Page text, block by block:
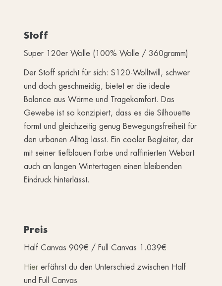
Stoff
Super 120er Wolle (100% Wolle / 360gramm)
Der Stoff spricht für sich: S120-Wolltwill, schwer
und doch geschmeidig, bietet er die ideale
Balance aus Wärme und Tragekomfort. Das
Gewebe ist so konzipiert, dass es die Silhouette
formt und gleichzeitig genug Bewegungsfreiheit für
den urbanen Alltag lässt. Ein cooler Begleiter, der
mit seiner tiefblauen Farbe und raffinierten Webart
auch an langen Wintertagen einen bleibenden
Eindruck hinterlässt.
Preis
Half Canvas 909€ / Full Canvas 1.039€
Hier erfährst du den Unterschied zwischen Half
und Full Canvas